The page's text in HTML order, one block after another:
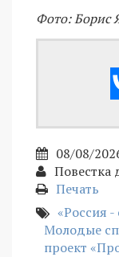
Фото: Борис
08/08/
Повестка
Печать
«Россия -
Молодые
проект